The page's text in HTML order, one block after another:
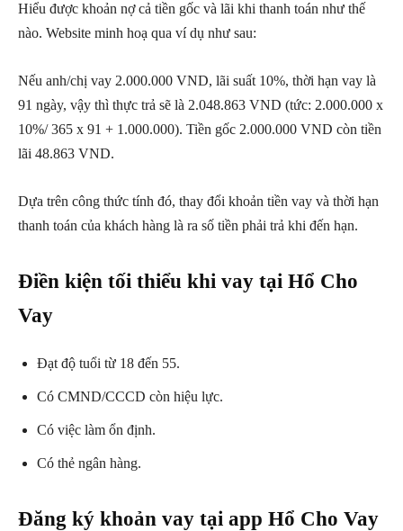
Hiểu được khoản nợ cả tiền gốc và lãi khi thanh toán như thế
nào. Website minh hoạ qua ví dụ như sau:
Nếu anh/chị vay 2.000.000 VND, lãi suất 10%, thời hạn vay là
91 ngày, vậy thì thực trả sẽ là 2.048.863 VND (tức: 2.000.000 x
10%/ 365 x 91 + 1.000.000). Tiền gốc 2.000.000 VND còn tiền
lãi 48.863 VND.
Dựa trên công thức tính đó, thay đổi khoản tiền vay và thời hạn
thanh toán của khách hàng là ra số tiền phải trả khi đến hạn.
Điền kiện tối thiểu khi vay tại Hổ Cho
Vay
Đạt độ tuổi từ 18 đến 55.
Có CMND/CCCD còn hiệu lực.
Có việc làm ổn định.
Có thẻ ngân hàng.
Đăng ký khoản vay tại app Hổ Cho Vay